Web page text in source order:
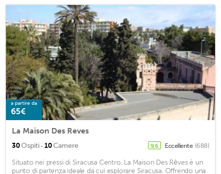
a partire da
65€
La Maison Des Reves
30Ospiti · 10Camere 9,6 Eccellente (688)
Situato nei pressi di Siracusa Centro, La Maison Des Rêves è un
punto di partenza ideale da cui esplorare Siracusa. Offrendo una